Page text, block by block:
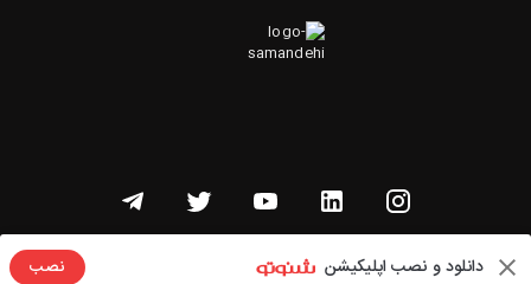
دانلود و نصب اپلیکیشن نصب
تمامی حقوق این وبسایت متعلق به شنوتو است